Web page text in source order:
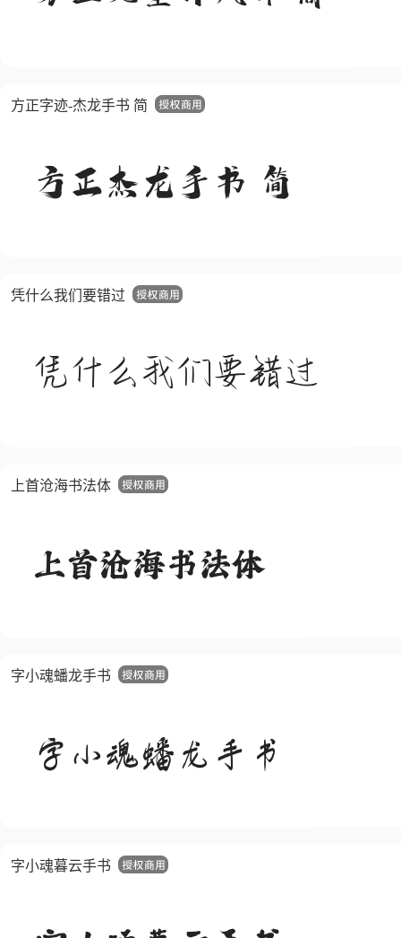
方正字迹-杰龙手书 简
凭什么我们要错过
上首沧海书法体
字小魂蟠龙手书
字小魂暮云手书